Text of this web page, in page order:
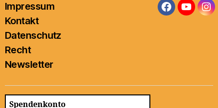
Impressum
Kontakt
Datenschutz
Recht
Newsletter
Facebook
Spendenkonto